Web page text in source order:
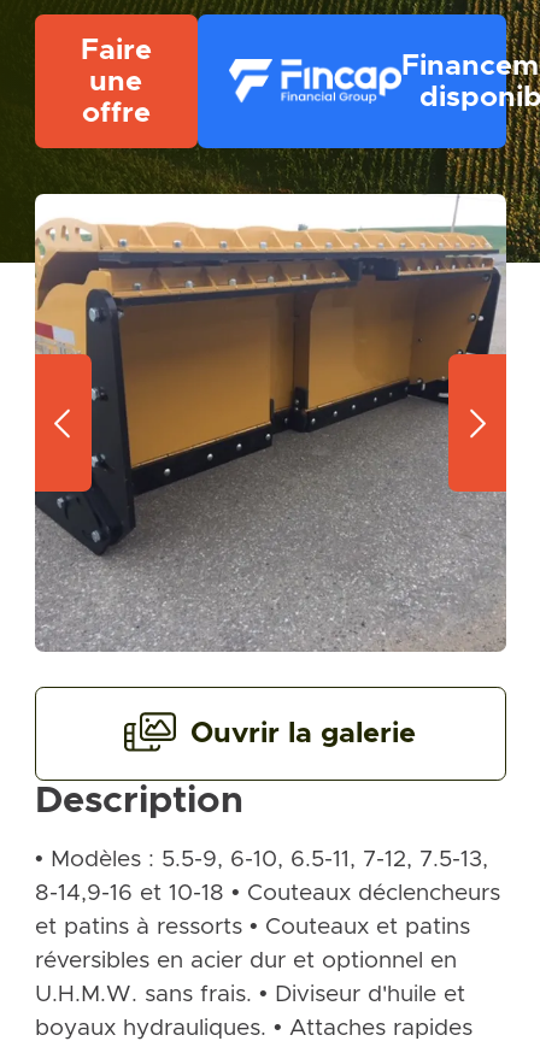
Faire
une
offre
Description
• Modèles : 5.5-9, 6-10, 6.5-11, 7-12, 7.5-13,
8-14,9-16 et 10-18 • Couteaux déclencheurs
et patins à ressorts • Couteaux et patins
réversibles en acier dur et optionnel en
U.H.M.W. sans frais. • Diviseur d'huile et
boyaux hydrauliques. • Attaches rapides
Ouvrir la galerie